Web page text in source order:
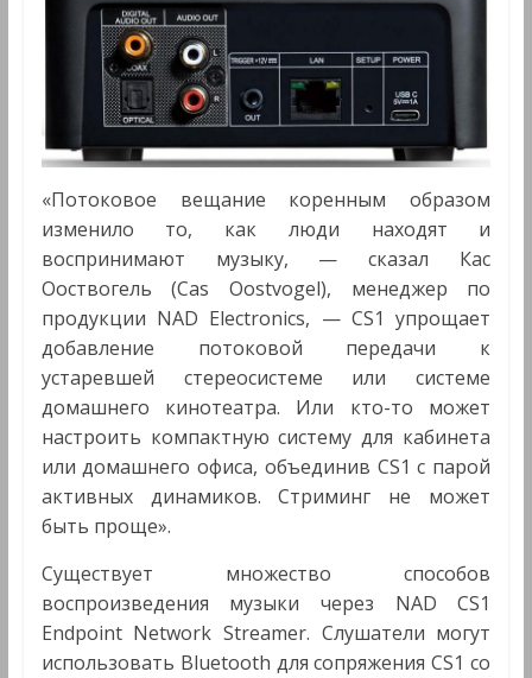
«Потоковое вещание коренным образом
изменило то, как люди находят и
воспринимают музыку, — сказал Кас
Ооствогель (Cas Oostvogel), менеджер по
продукции NAD Electronics, — CS1 упрощает
добавление потоковой передачи к
устаревшей стереосистеме или системе
домашнего кинотеатра. Или кто-то может
настроить компактную систему для кабинета
или домашнего офиса, объединив CS1 с парой
активных динамиков. Стриминг не может
быть проще».
Существует множество способов
воспроизведения музыки через NAD CS1
Endpoint Network Streamer. Слушатели могут
использовать Bluetooth для сопряжения CS1 со